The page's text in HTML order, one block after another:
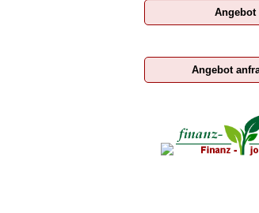
Angebot
Angebot